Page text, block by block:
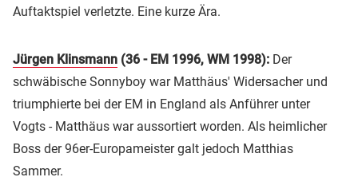
Auftaktspiel verletzte. Eine kurze Ära.
Jürgen Klinsmann (36 - EM 1996, WM 1998): Der
schwäbische Sonnyboy war Matthäus' Widersacher und
triumphierte bei der EM in England als Anführer unter
Vogts - Matthäus war aussortiert worden. Als heimlicher
Boss der 96er-Europameister galt jedoch Matthias
Sammer.